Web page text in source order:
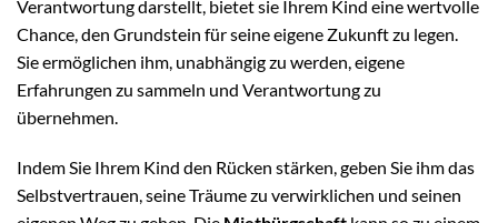
Verantwortung darstellt, bietet sie Ihrem Kind eine wertvolle
Chance, den Grundstein für seine eigene Zukunft zu legen.
Sie ermöglichen ihm, unabhängig zu werden, eigene
Erfahrungen zu sammeln und Verantwortung zu
übernehmen.
Indem Sie Ihrem Kind den Rücken stärken, geben Sie ihm das
Selbstvertrauen, seine Träume zu verwirklichen und seinen